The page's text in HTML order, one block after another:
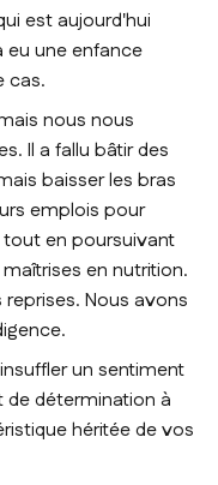
est aujourd'hui
eu une enfance
cas.
nous nous
Il a fallu bâtir des
baisser les bras
emplois pour
tout en poursuivant
en nutrition.
Nous avons
un sentiment
détermination à
héritée de vos